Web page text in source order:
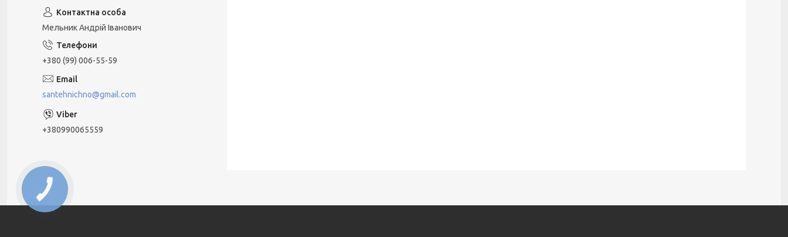
Мельник Андрій Іванович
+380 (99) 006-55-59
santehnichno@gmail.com
+380990065559
КНОПКА
ЗВ'ЯЗКУ